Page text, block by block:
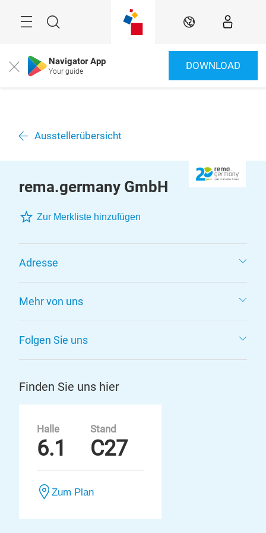
Suche DE
Close Navigator App
Your guide DOWNLOAD
Ausstellerübersicht
rema.germany GmbH
Zur Merkliste hinzufügen
Adresse
Mehr von uns
Folgen Sie uns
Finden Sie uns hier
Halle
6.1
Stand
C27
Zum Plan